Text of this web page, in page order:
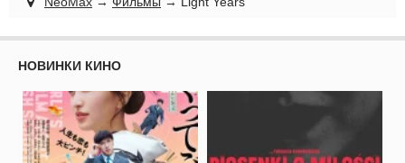
НОВИНКИ КИНО